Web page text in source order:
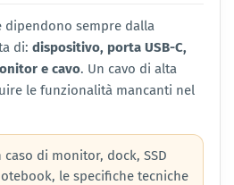
dipendono sempre dalla
di: dispositivo, porta USB-C,
e cavo. Un cavo di alta
le funzionalità mancanti nel
caso di monitor, dock, SSD
le specifiche tecniche